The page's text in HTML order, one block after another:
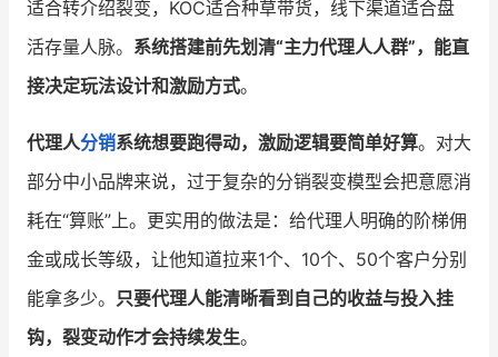
适合转介绍裂变，KOC适合种草带货，线下渠道适合盘
活存量人脉。 系统搭建前先划清“主力代理人人群”，能直
接决定玩法设计和激励方式。
代理人分销系统想要跑得动，激励逻辑要简单好算。对大
部分中小品牌来说，过于复杂的分销裂变模型会把意愿消
耗在“算账”上。更实用的做法是：给代理人明确的阶梯佣
金或成长等级，让他知道拉来1个、10个、50个客户分别
能拿多少。 只要代理人能清晰看到自己的收益与投入挂
钩，裂变动作才会持续发生。